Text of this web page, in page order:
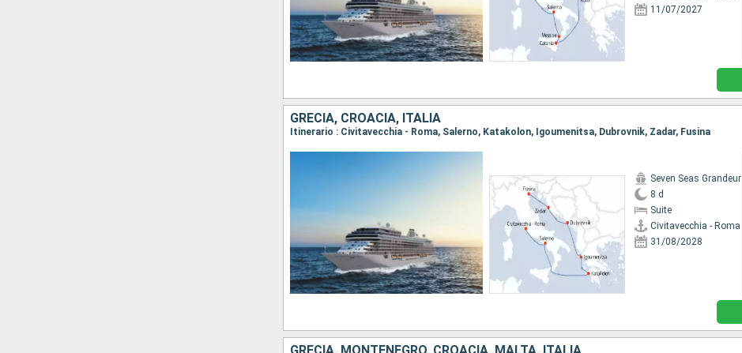
11/07/2027
GRECIA, CROACIA, ITALIA
Itinerario : Civitavecchia - Roma, Salerno, Katakolon, Igoumenitsa, Dubrovnik, Zadar, Fusina
Seven Seas Grandeur
8 d
Suite
Civitavecchia - Roma
31/08/2028